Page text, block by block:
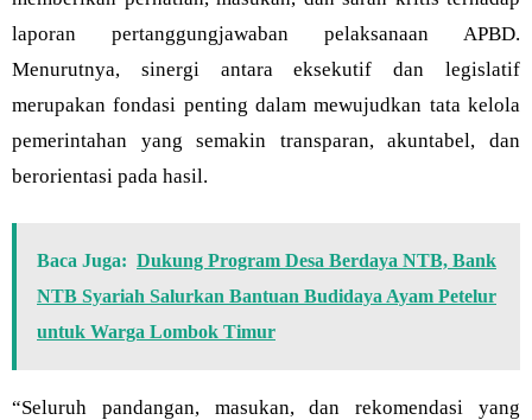
laporan pertanggungjawaban pelaksanaan APBD.
Menurutnya, sinergi antara eksekutif dan legislatif
merupakan fondasi penting dalam mewujudkan tata kelola
pemerintahan yang semakin transparan, akuntabel, dan
berorientasi pada hasil.
Baca Juga: Dukung Program Desa Berdaya NTB, Bank
NTB Syariah Salurkan Bantuan Budidaya Ayam Petelur
untuk Warga Lombok Timur
“Seluruh pandangan, masukan, dan rekomendasi yang